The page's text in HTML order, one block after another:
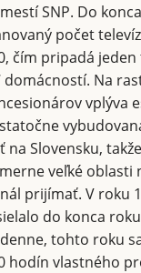
SNP. Do
počet
čím pripadá jeden
domácností. Na
vplýva
na Slovensku,
veľké oblasti
prijímať. V roku
do konca
tohto roku
hodín vlastného